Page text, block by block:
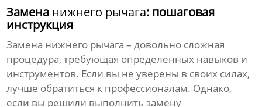
Замена нижнего рычага: пошаговая
инструкция
Замена нижнего рычага – довольно сложная
процедура, требующая определенных навыков и
инструментов. Если вы не уверены в своих силах,
лучше обратиться к профессионалам. Однако,
если вы решили выполнить замену